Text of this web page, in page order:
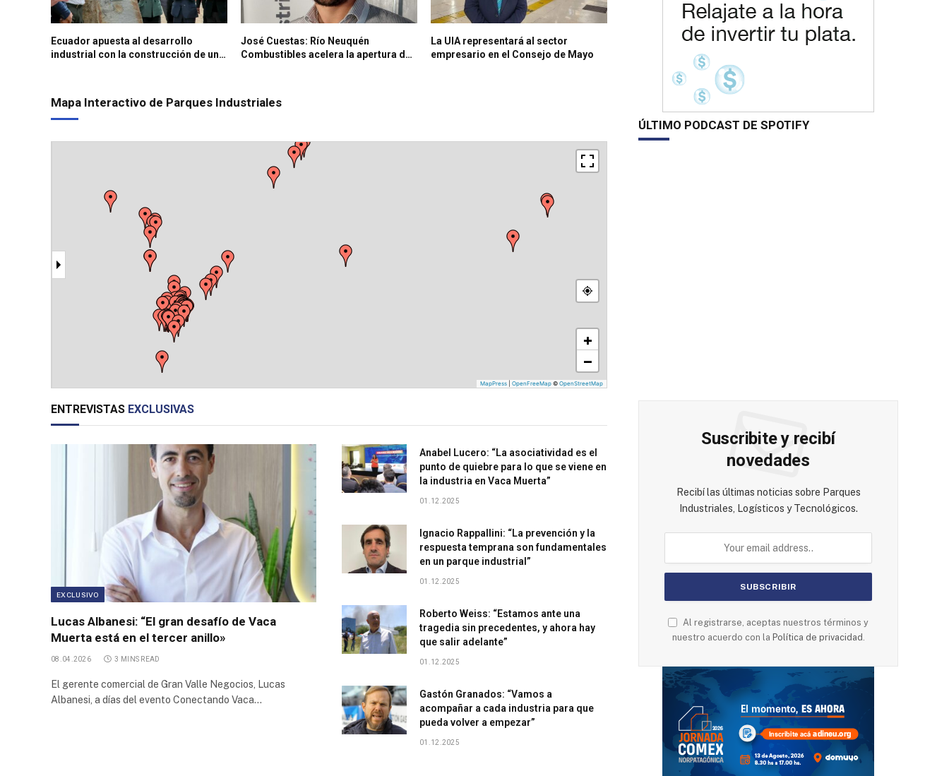
Ecuador apuesta al desarrollo
industrial con la construcción de un
José Cuestas: Río Neuquén
Combustibles acelera la apertura de
La UIA representará al sector
empresario en el Consejo de Mayo
Mapa Interactivo de Parques Industriales
(SIP)
Chacabuco
Parque
Allen
Parque
Negro
Industrial
Desarrollo
Parque
La Reja
First Inner
Trade
+
−
MapPress OpenFreeMap © OpenStreetMap
ENTREVISTAS EXCLUSIVAS
EXCLUSIVO
Lucas Albanesi: “El gran desafío de Vaca
Muerta está en el tercer anillo»
08.04.2026 3 MINS READ
El gerente comercial de Gran Valle Negocios, Lucas
Albanesi, a días del evento Conectando Vaca…
Anabel Lucero: “La asociatividad es el
punto de quiebre para lo que se viene en
la industria en Vaca Muerta”
01.12.2025
Ignacio Rappallini: “La prevención y la
respuesta temprana son fundamentales
en un parque industrial”
01.12.2025
Roberto Weiss: “Estamos ante una
tragedia sin precedentes, y ahora hay
que salir adelante”
01.12.2025
Gastón Granados: “Vamos a
acompañar a cada industria para que
pueda volver a empezar”
01.12.2025
ÚLTIMO PODCAST DE SPOTIFY
Suscribite y recibí
novedades
Recibí las últimas noticias sobre Parques
Industriales, Logísticos y Tecnológicos.
Al registrarse, aceptas nuestros términos y
nuestro acuerdo con la Política de privacidad